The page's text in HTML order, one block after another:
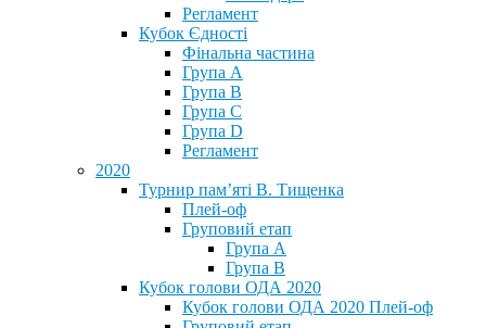
Регламент
Кубок Єдності
Фінальна частина
Група А
Група В
Група С
Група D
Регламент
2020
Турнир пам’яті В. Тищенка
Плей-оф
Груповий етап
Група А
Група В
Кубок голови ОДА 2020
Кубок голови ОДА 2020 Плей-оф